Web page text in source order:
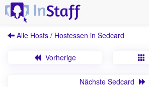
Alle Hosts / Hostessen in Sedcard
Vorherige
Nächste Sedcard